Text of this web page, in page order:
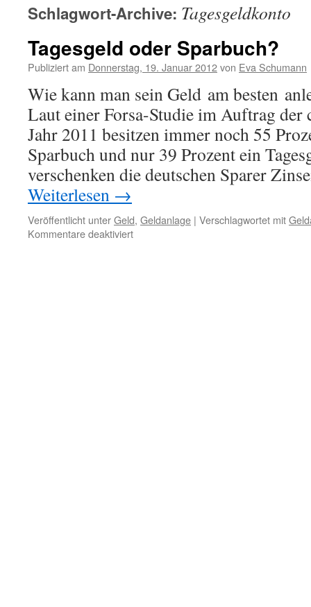
Schlagwort-Archive: Tagesgeldkonto
Tagesgeld oder Sparbuch?
Publiziert am Donnerstag, 19. Januar 2012von Eva Schumann
Wie kann man sein Geld am besten
Laut einer Forsa-Studie im Auftrag der
Jahr 2011 besitzen immer noch 55
Sparbuch und nur 39 Prozent ein
verschenken die deutschen Sparer
Weiterlesen →
Veröffentlicht unterGeld, Geldanlage | Verschlagwortet mit
Kommentare deaktiviert